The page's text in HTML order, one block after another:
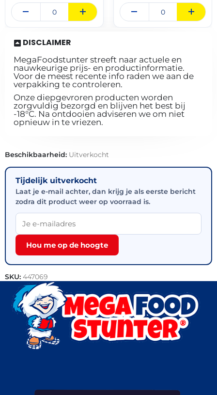
DISCLAIMER
MegaFoodstunter streeft naar actuele en
nauwkeurige prijs- en productinformatie.
Voor de meest recente info raden we aan de
verpakking te controleren.
Onze diepgevroren producten worden
zorgvuldig bezorgd en blijven het best bij
-18°C. Na ontdooien adviseren we om niet
opnieuw in te vriezen.
Beschikbaarheid: Uitverkocht
Tijdelijk uitverkocht
Laat je e-mail achter, dan krijg je als eerste bericht
zodra dit product weer op voorraad is.
Hou me op de hoogte
SKU: 447069
Categorie: Kip